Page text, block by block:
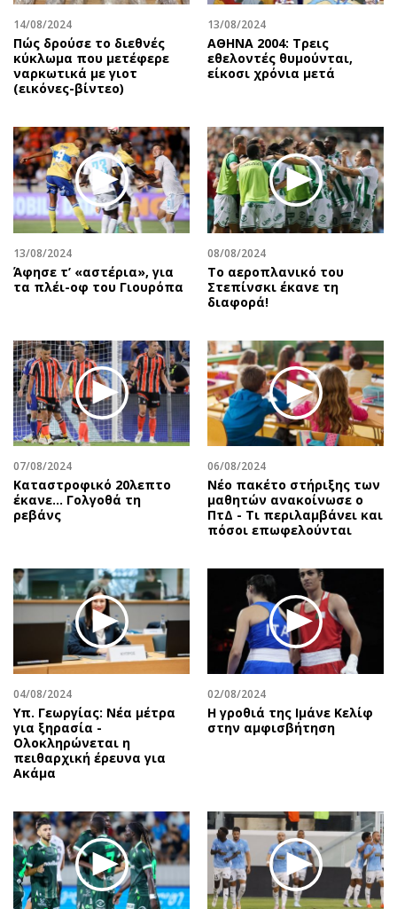
AstroBank Properties
Trends
Ενέργεια
Ναυτιλία
Ελλάδα
Κόσμος
Παράξενα
Πολιτισμός
Σινεμά
Θέατρο-Χορός
Βιβλίο
Χειρόγραφα
Περιβάλλον
Good Life
Γυναίκα
Συνταγές
Έξοδος
Media
Εκπομπές
Wine routes
Podcasts
Uncut
Προσωπικότητες στην ''Κ''
Επιστολές
14/08/2024
Πώς δρούσε το διεθνές
κύκλωμα που μετέφερε
ναρκωτικά με γιοτ
(εικόνες-βίντεο)
13/08/2024
ΑΘΗΝΑ 2004: Τρεις
εθελοντές θυμούνται,
είκοσι χρόνια μετά
13/08/2024
Άφησε τ’ «αστέρια», για
τα πλέι-οφ του Γιουρόπα
08/08/2024
Το αεροπλανικό του
Στεπίνσκι έκανε τη
διαφορά!
07/08/2024
Καταστροφικό 20λεπτο
έκανε… Γολγοθά τη
ρεβάνς
06/08/2024
Νέο πακέτο στήριξης των
μαθητών ανακοίνωσε ο
ΠτΔ - Τι περιλαμβάνει και
πόσοι επωφελούνται
04/08/2024
Υπ. Γεωργίας: Νέα μέτρα
για ξηρασία -
Ολοκληρώνεται η
πειθαρχική έρευνα για
Ακάμα
02/08/2024
Η γροθιά της Ιμάνε Κελίφ
στην αμφισβήτηση